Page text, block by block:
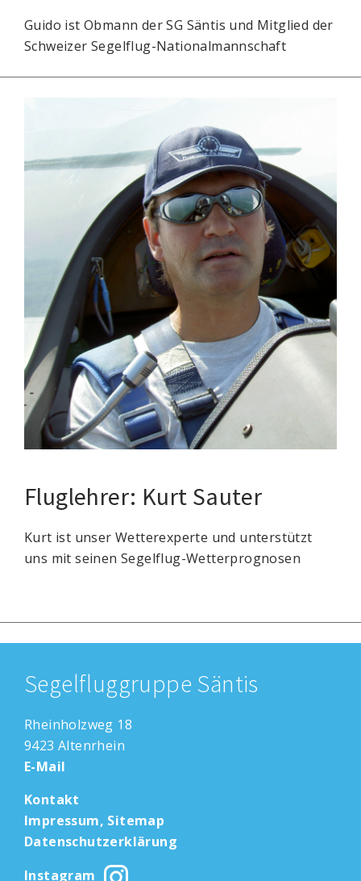
Guido ist Obmann der SG Säntis und Mitglied der
Schweizer Segelflug-Nationalmannschaft
Fluglehrer: Kurt Sauter
Kurt ist unser Wetterexperte und unterstützt
uns mit seinen Segelflug-Wetterprognosen
Segelfluggruppe Säntis
Rheinholzweg 18
9423 Altenrhein
E-Mail
Kontakt
Impressum, Sitemap
Datenschutzerklärung
Instagram